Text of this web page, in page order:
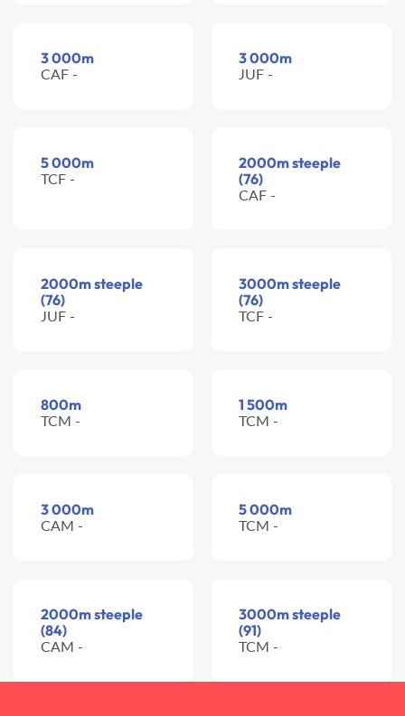
3 000m
CAF -
3 000m
JUF -
5 000m
TCF -
2000m steeple
(76)
CAF -
2000m steeple
(76)
JUF -
3000m steeple
(76)
TCF -
800m
TCM -
1 500m
TCM -
3 000m
CAM -
5 000m
TCM -
2000m steeple
(84)
CAM -
3000m steeple
(91)
TCM -